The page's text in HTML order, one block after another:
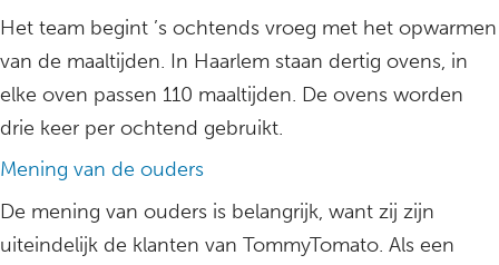
Het team begint ’s ochtends vroeg met het opwarmen
van de maaltijden. In Haarlem staan dertig ovens, in
elke oven passen 110 maaltijden. De ovens worden
drie keer per ochtend gebruikt.
Mening van de ouders
De mening van ouders is belangrijk, want zij zijn
uiteindelijk de klanten van TommyTomato. Als een